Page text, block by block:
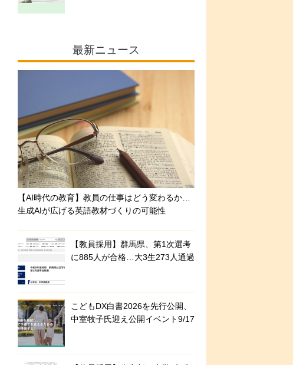
最新ニュース
【AI時代の教育】教員の仕事はどう変わるか…
生成AIが広げる英語教材づくりの可能性
【教員採用】群馬県、第1次選考
に885人が合格…大3生273人通過
こどもDX白書2026を先行公開、
中室牧子氏迎え公開イベント9/17